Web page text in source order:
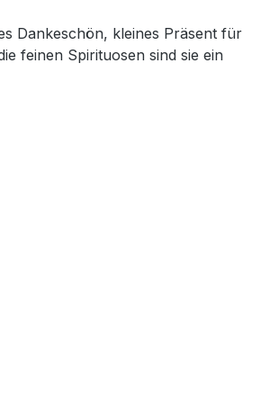
Dankeschön, kleines Präsent für
feinen Spirituosen sind sie ein